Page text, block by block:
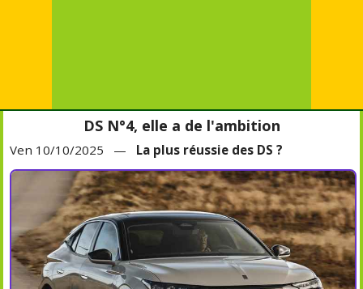
DS N°4, elle a de l'ambition
Ven 10/10/2025 — La plus réussie des DS ?